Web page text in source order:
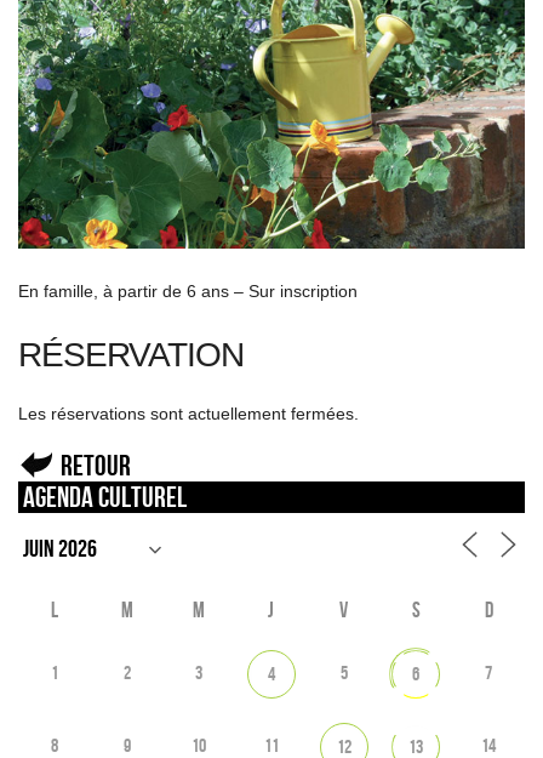
En famille, à partir de 6 ans – Sur inscription
RÉSERVATION
Les réservations sont actuellement fermées.
Retour
Agenda culturel
L M M J V S D
1 2 3 4 5 6 7
8 9 10 11 12 13 14